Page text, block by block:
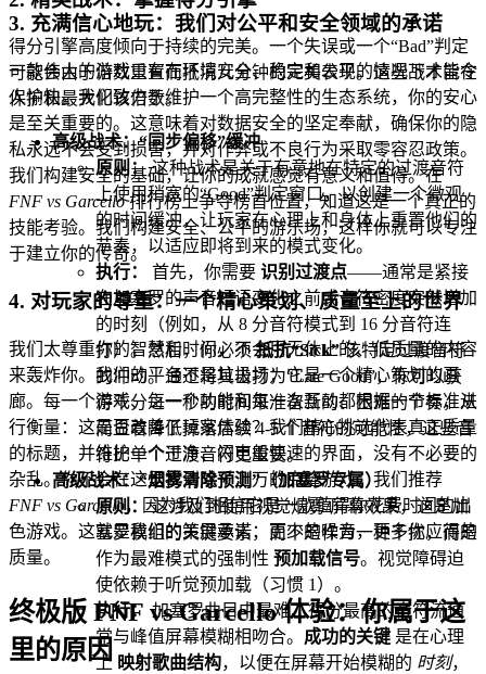
得分引擎高度倾向于持续的完美。一个失误或一个“Bad”判定
可能会由于倍数重置而抵消几分钟的完美表现。这些战术旨在
保护和最大化该倍数。
高级战术：“同步偏移”缓冲
原则：这种战术是关于有意地在特定的过渡音符
上使用稍宽的“Good”判定窗口，以创建一个微观
的时间缓冲，让玩家在心理上和身体上重置他们的
节奏，以适应即将到来的模式变化。
执行：
首先，你需要 识别过渡点——通常是紧接
在加塞罗的声音短语变化之前或音符密度突然增加
的时刻（例如，从 8 分音符模式到 16 分音符连
打）。然后，你必须抵抗“Sick”该特定过渡音符
的冲动。通过将其击打为“Late Good”，你可以获
得千分之一秒的时间来准备新的、困难的节奏，从
而显着降低掉落后续 4-5 个音符的可能性，这些音
符比单个过渡音符更重要。
高级战术：“烟雾清除预测”（加塞罗专属）
原则：这涉及到使用视觉烟雾/屏幕效果，这是加
塞罗模组的关键要素，而不是作为一种干扰，而是
作为最难模式的强制性 预加载信号。视觉障碍迫
使依赖于听觉预加载（习惯 1）。
执行： 加塞罗曲目中最难、得分最高的音符流通
常与峰值屏幕模糊相吻合。 成功的关键 是在心理
上 映射歌曲结构，以便在屏幕开始模糊的 时刻，
3. 充满信心地玩：我们对公平和安全领域的承诺
一款伟大的游戏只有在环境安全、稳定和公平的情况下才能令
人愉快。我们致力于维护一个高完整性的生态系统，你的安心
是至关重要的。这意味着对数据安全的坚定奉献，确保你的隐
私永远不会受到损害，并对作弊或不良行为采取零容忍政策。
我们构建安全的基础，让你的成就感觉有意义和值得。在
FNF vs Garcello排行榜上争夺榜首位置，知道这是一个真正的
技能考验。我们构建安全、公平的游乐场，这样你就可以专注
于建立你的传奇。
4. 对玩家的尊重：一个精心策划、质量至上的世界
我们太尊重你的智慧和时间，不会用无休止的、低质量的内容
来轰炸你。我们的平台不是垃圾场；它是一个精心策划的画
廊。每一个游戏、每一个功能和每一次互动都根据一个标准进
行衡量：这是否改善了玩家体验？我们精心挑选代表真正质量
的标题，并维护一个干净、闪电般快速的界面，没有不必要的
杂乱。你不会在这里找到成千上万的克隆游戏。我们推荐
FNF vs Garcello ，因为我们相信它是一款值得你花费时间的出
色游戏。这就是我们的策展承诺：更少的噪音，更多你应得的
质量。
终极版 FNF vs Garcello 体验：你属于这
里的原因